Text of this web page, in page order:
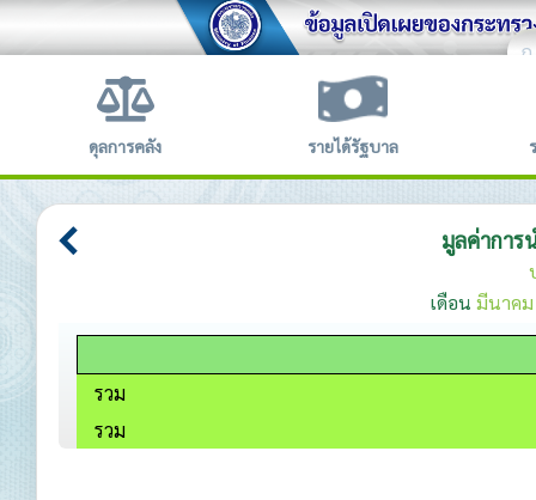
ก
ดุลการคลัง รายได้รัฐบาล
มูลค่าการ
เดือน มีนาค
รวม
รวม